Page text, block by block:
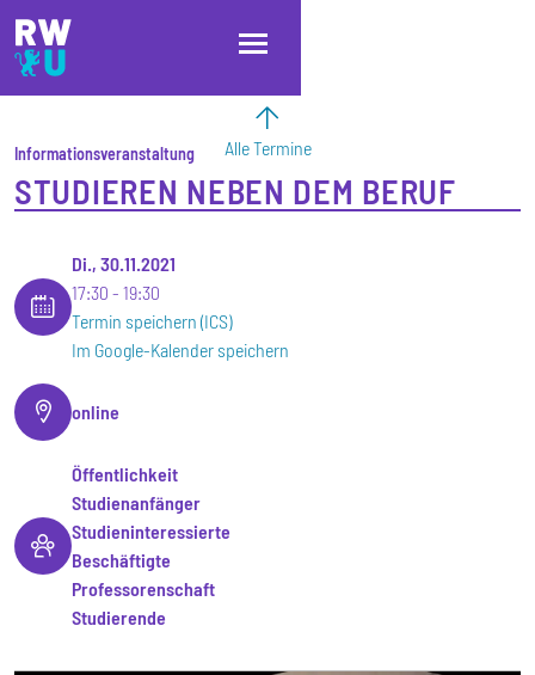
Direkt zum Inhalt
Direkt zur Hauptnavigation
Direkt zum Fußbereich
Alle Termine
Informationsveranstaltung
STUDIEREN NEBEN DEM BERUF
Di., 30.11.2021
17:30
19:30
Termin speichern (ICS)
Im Google-Kalender speichern
online
Öffentlichkeit
Studienanfänger
Studieninteressierte
Beschäftigte
Professorenschaft
Studierende